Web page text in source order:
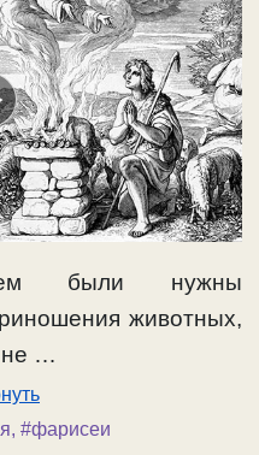
были нужны
животных,
не …
, #фарисеи